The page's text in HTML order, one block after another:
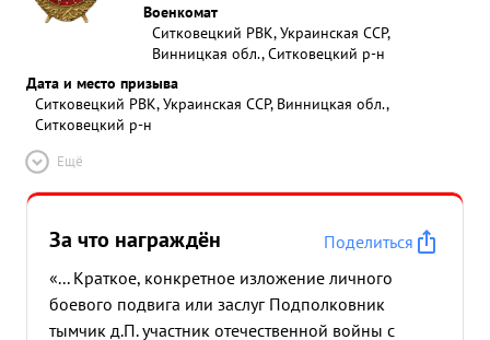
Военкомат
Ситковецкий РВК, Украинская ССР,
Винницкая обл., Ситковецкий р-н
Дата и место призыва
Ситковецкий РВК, Украинская ССР, Винницкая обл.,
Ситковецкий р-н
Ещё
За что награждён
Поделиться
«... Краткое, конкретное изложение личного
боевого подвига или заслуг Подполковник
тымчик д.П. участник отечественной войны с